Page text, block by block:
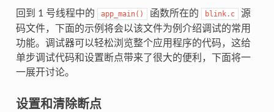
回到 1 号线程中的 app_main() 函数所在的 blink.c
源
码文件，下面的示例将会以该文件为例介绍调试的常用
功能。调试器可以轻松浏览整个应用程序的代码，这给
单步调试代码和设置断点带来了很大的便利，下面将一
一展开讨论。
设置和清除断点